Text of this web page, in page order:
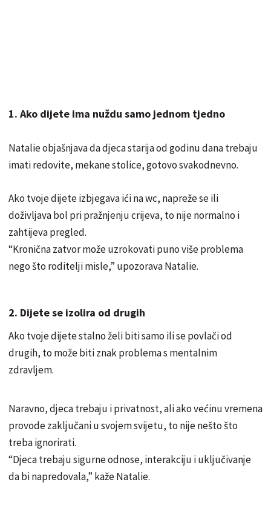
1. Ako dijete ima nuždu samo jednom tjedno
Natalie objašnjava da djeca starija od godinu dana trebaju
imati redovite, mekane stolice, gotovo svakodnevno.
Ako tvoje dijete izbjegava ići na wc, napreže se ili
doživljava bol pri pražnjenju crijeva, to nije normalno i
zahtijeva pregled.
“Kronična zatvor može uzrokovati puno više problema
nego što roditelji misle,” upozorava Natalie.
2. Dijete se izolira od drugih
Ako tvoje dijete stalno želi biti samo ili se povlači od
drugih, to može biti znak problema s mentalnim
zdravljem.
Naravno, djeca trebaju i privatnost, ali ako većinu vremena
provode zaključani u svojem svijetu, to nije nešto što
treba ignorirati.
“Djeca trebaju sigurne odnose, interakciju i uključivanje
da bi napredovala,” kaže Natalie.